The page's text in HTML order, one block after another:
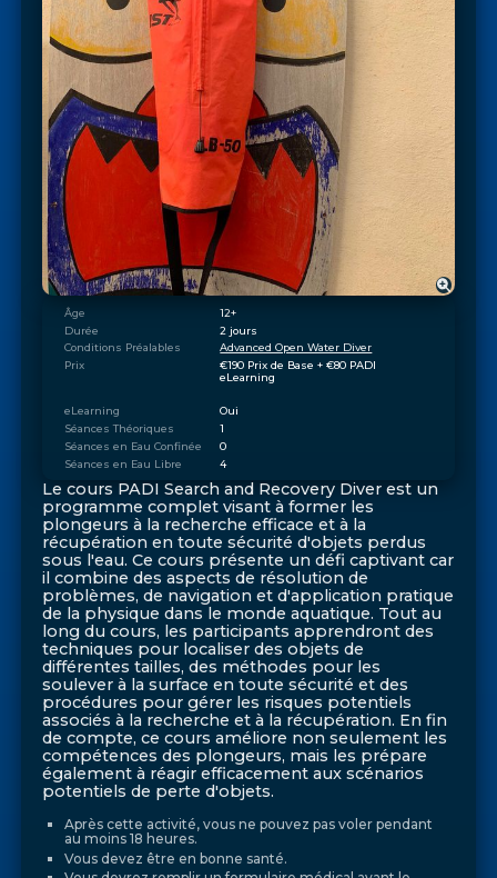
Âge
12+
Durée
2 jours
Conditions Préalables
Advanced Open Water Diver
Prix
€190 Prix de Base + €80 PADI
eLearning
eLearning
Oui
Séances Théoriques
1
Séances en Eau Confinée
0
Séances en Eau Libre
4
Le cours PADI Search and Recovery Diver est un
programme complet visant à former les
plongeurs à la recherche efficace et à la
récupération en toute sécurité d'objets perdus
sous l'eau. Ce cours présente un défi captivant car
il combine des aspects de résolution de
problèmes, de navigation et d'application pratique
de la physique dans le monde aquatique. Tout au
long du cours, les participants apprendront des
techniques pour localiser des objets de
différentes tailles, des méthodes pour les
soulever à la surface en toute sécurité et des
procédures pour gérer les risques potentiels
associés à la recherche et à la récupération. En fin
de compte, ce cours améliore non seulement les
compétences des plongeurs, mais les prépare
également à réagir efficacement aux scénarios
potentiels de perte d'objets.
Après cette activité, vous ne pouvez pas voler pendant
au moins 18 heures.
Vous devez être en bonne santé.